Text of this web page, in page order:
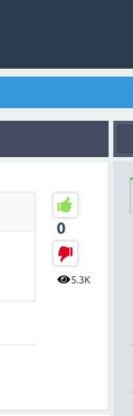
0
5.3K